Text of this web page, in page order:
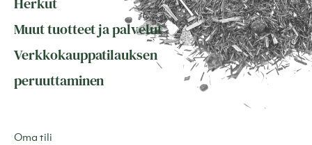
Muut tuotteet ja palvelut
Verkkokauppatilauksen
peruuttaminen
Oma tili